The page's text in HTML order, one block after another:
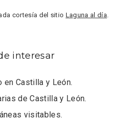
cortesía del sitio Laguna al día.
interesar
en Castilla y León.
de Castilla y León.
visitables.